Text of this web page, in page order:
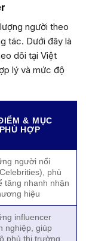
người theo
tác. Dưới đây là
dõi tại Việt
lý và mức độ
& MỤC
HỢP
người nổi
phù
tăng nhanh nhận
hiệu
influencer
nghiệp, giúp
phủ thị trường